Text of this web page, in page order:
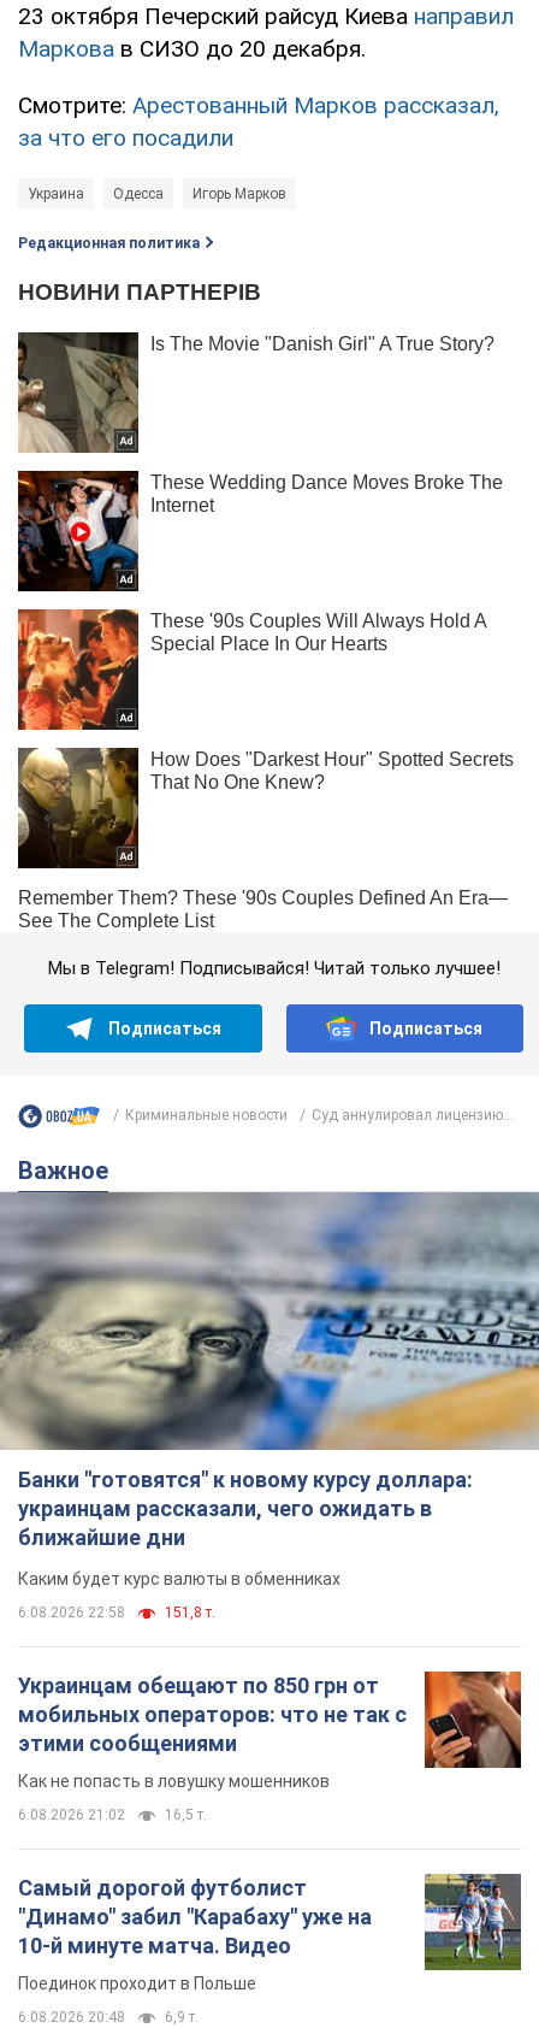
23 октября Печерский райсуд Киева направил
Маркова в СИЗО до 20 декабря.
Смотрите: Арестованный Марков рассказал,
за что его посадили
Украина Одесса Игорь Марков
Редакционная политика
Мы в Telegram! Подписывайся! Читай только лучшее!
Подписаться Подписаться
Криминальные новости Суд аннулировал лицензию...
Важное
Банки "готовятся" к новому курсу доллара:
украинцам рассказали, чего ожидать в
ближайшие дни
Каким будет курс валюты в обменниках
6.08.2026 22:58 151,8 т.
Украинцам обещают по 850 грн от
мобильных операторов: что не так с
этими сообщениями
Как не попасть в ловушку мошенников
6.08.2026 21:02 16,5 т.
Самый дорогой футболист
"Динамо" забил "Карабаху" уже на
10-й минуте матча. Видео
Поединок проходит в Польше
6.08.2026 20:48 6,9 т.